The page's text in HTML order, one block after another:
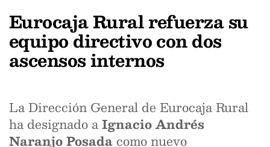
Eurocaja Rural refuerza su
equipo directivo con dos
ascensos internos
La Dirección General de Eurocaja Rural
ha designado aIgnacio Andrés
Naranjo Posada como nuevo